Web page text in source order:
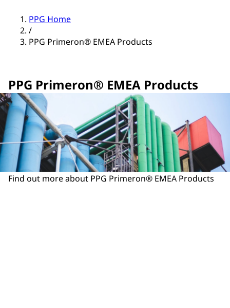
PPG Home
/
PPG Primeron® EMEA Products
PPG Primeron® EMEA Products
Find out more about PPG Primeron® EMEA Products